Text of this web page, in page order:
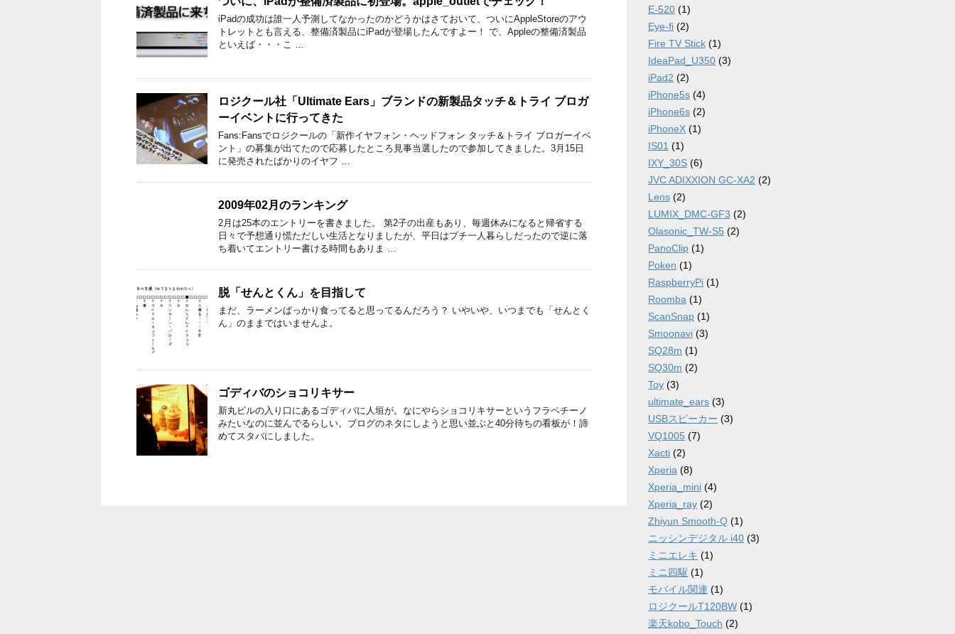
iPadの成功は誰一人予測してなかったのかどうかはさておいて、ついにAppleStoreのアウ
トレットとも言える、整備済製品にiPadが登場したんですよー！ で、Appleの整備済製品
といえば・・・こ …
ロジクール社「Ultimate Ears」ブランドの新製品タッチ＆トライ ブロガ
ーイベントに行ってきた
Fans:Fansでロジクールの「新作イヤフォン・ヘッドフォン タッチ＆トライ ブロガーイベ
ント」の募集が出てたので応募したところ見事当選したので参加してきました。3月15日
に発売されたばかりのイヤフ …
2009年02月のランキング
2月は25本のエントリーを書きました。 第2子の出産もあり、毎週休みになると帰省する
日々で予想通り慌ただしい生活となりましたが、平日はプチ一人暮らしだったので逆に落
ち着いてエントリー書ける時間もありま …
脱「せんとくん」を目指して
まだ、ラーメンばっかり食ってると思ってるんだろう？ いやいや、いつまでも「せんとく
ん」のままではいませんよ。
ゴディバのショコリキサー
新丸ビルの入り口にあるゴディバに人垣が。なにやらショコリキサーというフラペチーノ
みたいなのに並んでるらしい。ブログのネタにしようと思い並ぶと40分待ちの看板が！諦
めてスタバにしました。
E-520 (1)
Eye-fi (2)
Fire TV Stick (1)
IdeaPad_U350 (3)
iPad2 (2)
iPhone5s (4)
iPhone6s (2)
iPhoneX (1)
IS01 (1)
IXY_30S (6)
JVC ADIXXION GC-XA2 (2)
Lens (2)
LUMIX_DMC-GF3 (2)
Olasonic_TW-S5 (2)
PanoClip (1)
Poken (1)
RaspberryPi (1)
Roomba (1)
ScanSnap (1)
Smoonavi (3)
SQ28m (1)
SQ30m (2)
Toy (3)
ultimate_ears (3)
USBスピーカー (3)
VQ1005 (7)
Xacti (2)
Xperia (8)
Xperia_mini (4)
Xperia_ray (2)
Zhiyun Smooth-Q (1)
ニッシンデジタル i40 (3)
ミニエレキ (1)
ミニ四駆 (1)
モバイル関連 (1)
ロジクールT120BW (1)
楽天kobo_Touch (2)